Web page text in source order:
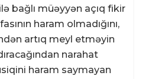
bağlı müəyyən açıq fikir
haram olmadığını,
artıq meyl etməyin
narahat
haram saymayan